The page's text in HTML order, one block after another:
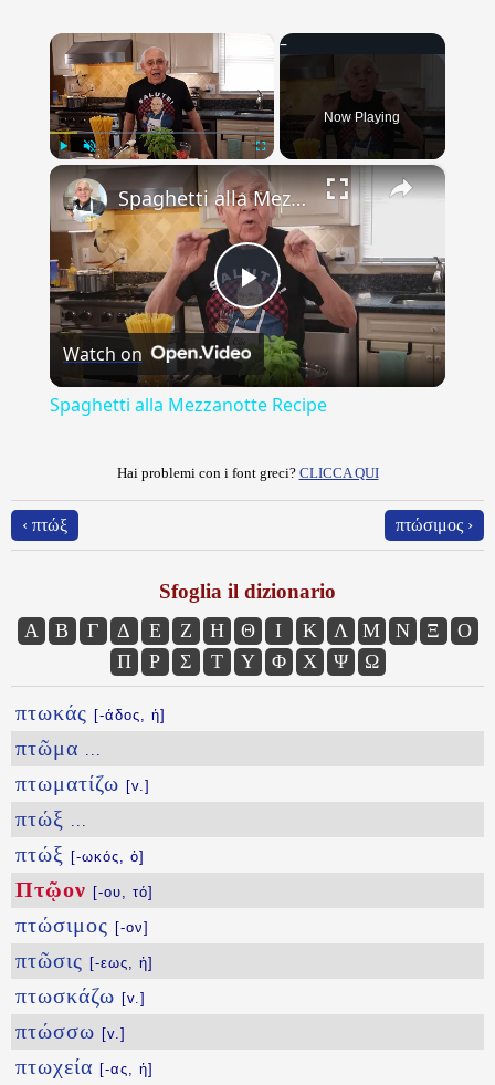
Unmute
Now Playing
×
Play
Video
Spaghetti alla Mezzanotte Recipe
Watch on
Spaghetti alla Mezzanotte Recipe
Hai problemi con i font greci? CLICCA QUI
‹ πτώξ πτώσιμος ›
Sfoglia il dizionario
Α Β Γ Δ Ε Ζ Η Θ Ι Κ Λ Μ Ν Ξ
Ο
Π
Ρ Σ Τ Υ Φ Χ Ψ Ω
πτωκάς [-άδος, ἡ]
πτῶμα ...
πτωματίζω [v.]
πτώξ ...
πτώξ [-ωκός, ὁ]
Πτῷον [-ου, τό]
πτώσιμος [-ον]
πτῶσις [-εως, ἡ]
πτωσκάζω [v.]
πτώσσω [v.]
πτωχεία [-ας, ἡ]